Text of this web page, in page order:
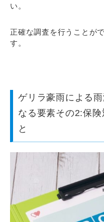
い。
正確な調査を行うことが
す。
ゲリラ豪雨による
なる要素その2:保
と